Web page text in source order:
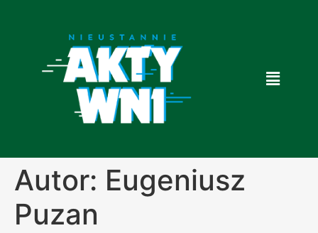
Autor: Eugeniusz
Puzan